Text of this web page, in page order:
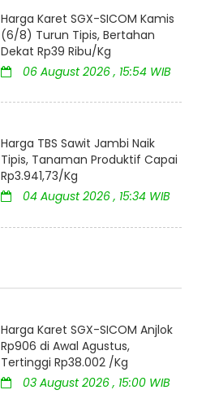
Harga Karet SGX-SICOM Kamis
(6/8) Turun Tipis, Bertahan
Dekat Rp39 Ribu/Kg
06 August 2026 , 15:54 WIB
Harga TBS Sawit Jambi Naik
Tipis, Tanaman Produktif Capai
Rp3.941,73/Kg
04 August 2026 , 15:34 WIB
Harga Karet SGX-SICOM Anjlok
Rp906 di Awal Agustus,
Tertinggi Rp38.002 /Kg
03 August 2026 , 15:00 WIB